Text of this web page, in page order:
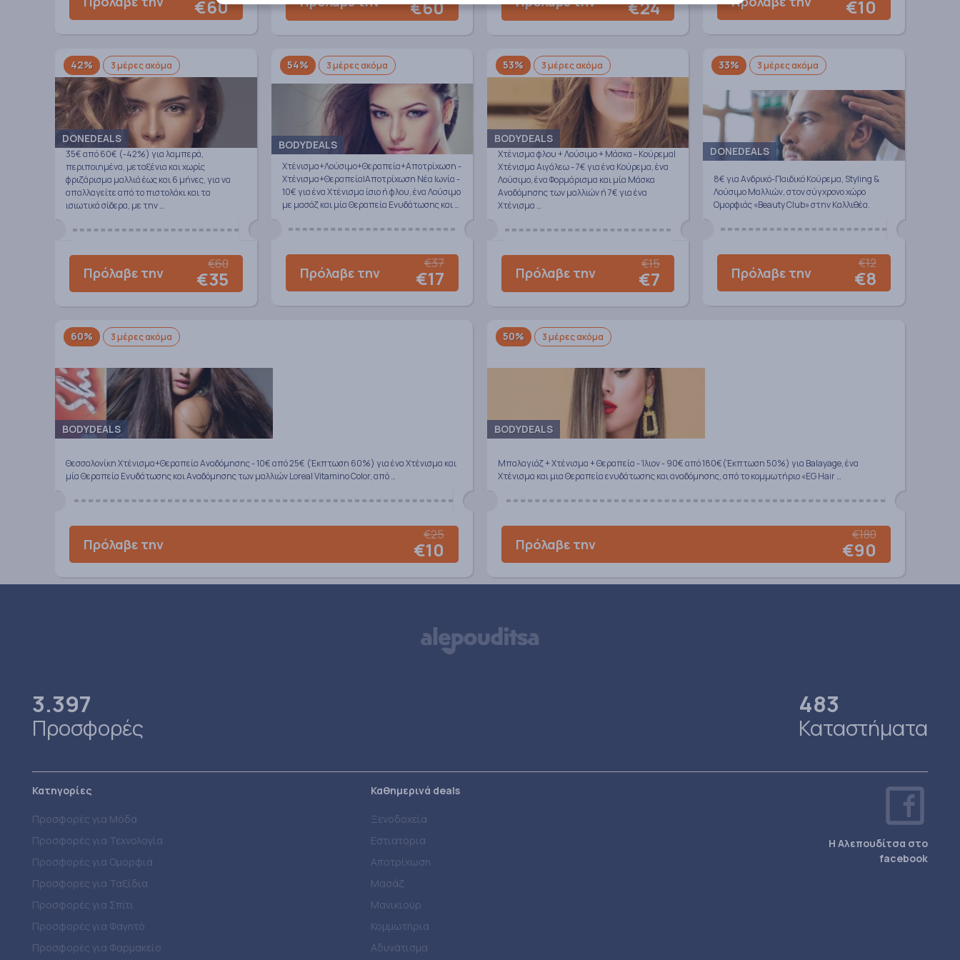
€60 €60 €24 €10
42% 3 μέρες ακόμα
DONEDEALS
35€ από 60€ (-42%) για λαμπερά,
περιποιημένα, μεταξένια και χωρίς
φριζάρισμα μαλλιά έως και 6 μήνες, για να
απαλλαγείτε από το πιστολάκι και τα
ισιωτικά σίδερα, με την …
Πρόλαβε την
€60
€35
54% 3 μέρες ακόμα
BODYDEALS
Χτένισμα+Λούσιμο+Θεραπεία+Αποτρίχωση -
Χτένισμα+Θεραπεία|Αποτρίχωση Νέα Ιωνία -
10€ για ένα Χτένισμα ίσιο ή φλου, ένα Λούσιμο
με μασάζ και μία Θεραπεία Ενυδάτωσης και …
Πρόλαβε την
€37
€17
53% 3 μέρες ακόμα
BODYDEALS
Χτένισμα φλου + Λούσιμο + Μάσκα - Κούρεμα|
Χτένισμα Αιγάλεω - 7€ για ένα Κούρεμα, ένα
Λούσιμο, ένα Φορμάρισμα και μία Μάσκα
Αναδόμησης των μαλλιών ή 7€ για ένα
Χτένισμα …
Πρόλαβε την
€15
€7
33% 3 μέρες ακόμα
DONEDEALS
8€ για Ανδρικό-Παιδικό Κούρεμα, Styling &
Λούσιμο Μαλλιών, στον σύγχρονο χώρο
Ομορφιάς «Beauty Club» στην Καλλιθέα.
Πρόλαβε την
€12
€8
60% 3 μέρες ακόμα
BODYDEALS
Θεσσαλονίκη Χτένισμα+Θεραπεία Αναδόμησης - 10€ από 25€ (Έκπτωση 60%) για ένα Χτένισμα και
μία Θεραπεία Ενυδάτωσης και Αναδόμησης των μαλλιών Loreal Vitamino Color, από …
Πρόλαβε την
€25
€10
50% 3 μέρες ακόμα
BODYDEALS
Μπαλαγιάζ + Χτένισμα + Θεραπεία - Ίλιον - 90€ από 180€(Έκπτωση 50%) για Balayage, ένα
Χτένισμα και μια Θεραπεία ενυδάτωσης και αναδόμησης, από το κομμωτήριο «EG Hair …
Πρόλαβε την
€180
€90
3.397
Προσφορές
483
Καταστήματα
Κατηγορίες
Προσφορές για Μόδα
Προσφορές για Τεχνολογία
Προσφορές για Ομορφιά
Προσφορές για Ταξίδια
Προσφορές για Σπίτι
Προσφορές για Φαγητό
Προσφορές για Φαρμακείο
Καθημερινά deals
Ξενοδοχεία
Εστιατόρια
Αποτρίχωση
Μασάζ
Μανικιούρ
Κομμωτήρια
Αδυνάτισμα
Η Αλεπουδίτσα στο
facebook